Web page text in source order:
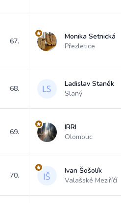
67.
Monika Setnická
Přezletice
68.
Ladislav Staněk
Slaný
69.
IRRI
Olomouc
70.
Ivan Šošolík
Valašské Meziříčí